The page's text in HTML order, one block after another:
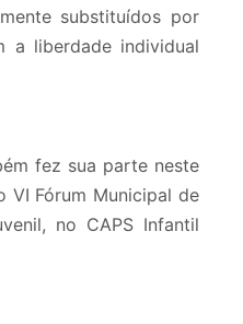
substituídos por
a liberdade individual
fez sua parte neste
VI Fórum Municipal de
no CAPS Infantil